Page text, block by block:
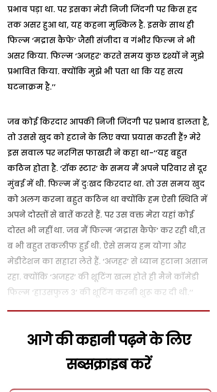
प्रभाव पड़ा था. पर इसका मेरी निजी जिंदगी पर किस हद
तक असर हुआ था, यह कहना मुश्किल है. इसके साथ ही
फिल्म ‘मद्रास कैफे’ जैसी संजीदा व गंभीर फिल्म ने भी
असर किया. फिल्म ‘अजहर’ करते समय कुछ दृश्यों ने मुझे
प्रभावित किया. क्योंकि मुझे भी पता था कि यह सत्य
घटनाक्रम है.’’
जब कोई किरदार आपकी निजी जिंदगी पर प्रभाव डालता है,
तो उससे खुद को हटाने के लिए क्या प्रयास करती हैं? मेरे
इस सवाल पर नरगिस फाखरी ने कहा था-‘‘यह बहुत
कठिन होता है. ‘रॉक स्टार’ के समय मैं अपने परिवार से दूर
मुंबई में थी. फिल्म में दुःखद किरदार था. तो उस समय खुद
को अलग करना बहुत कठिन था क्योंकि हम ऐसी स्थिति में
अपने दोस्तों से बातें करते हैं. पर उस वक्त मेरा यहां कोई
दोस्त भी नहीं था. जब मैं फिल्म ‘मद्रास कैफे’ कर रही थी,त
ब भी बहुत तकलीफ हुई थी. ऐसे समय हम योगा और
मेडीटेशन का सहारा लेते हैं. ‘अजहर’ से ध्यान हटाना असान
रहा. क्योंकि ‘अजहर’ की शूटिंग खत्म होते ही मैने कॉमेडी
फिल्म ‘हाउसफुल 3’ की शूटिंग करनी शुरू कर दी थी.’’
आगे की कहानी पढ़ने के लिए
सब्सक्राइब करें